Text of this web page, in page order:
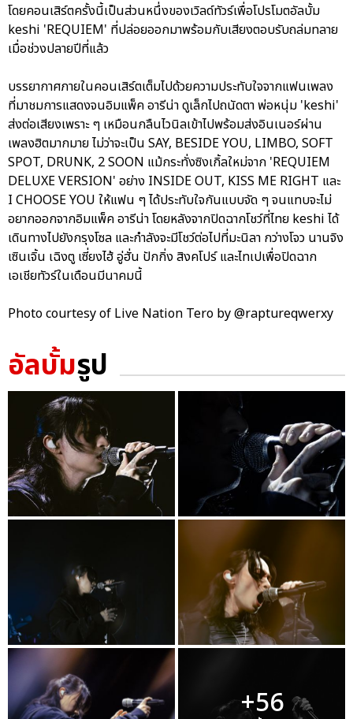
โดยคอนเสิร์ตครั้งนี้เป็นส่วนหนึ่งของเวิลด์ทัวร์เพื่อโปรโมตอัลบั้ม
keshi 'REQUIEM' ที่ปล่อยออกมาพร้อมกับเสียงตอบรับถล่มทลาย
เมื่อช่วงปลายปีที่แล้ว
บรรยากาศภายในคอนเสิร์ตเต็มไปด้วยความประทับใจจากแฟนเพลง
ที่มาชมการแสดงจนอิมแพ็ค อารีน่า ดูเล็กไปถนัดตา พ่อหนุ่ม 'keshi'
ส่งต่อเสียงเพราะ ๆ เหมือนกลืนไวนิลเข้าไปพร้อมส่งอินเนอร์ผ่าน
เพลงฮิตมากมาย ไม่ว่าจะเป็น SAY, BESIDE YOU, LIMBO, SOFT
SPOT, DRUNK, 2 SOON แม้กระทั่งซิงเกิ้ลใหม่จาก 'REQUIEM
DELUXE VERSION' อย่าง INSIDE OUT, KISS ME RIGHT และ
I CHOOSE YOU ให้แฟน ๆ ได้ประทับใจกันแบบจัด ๆ จนแทบจะไม่
อยากออกจากอิมแพ็ค อารีน่า โดยหลังจากปิดฉากโชว์ที่ไทย keshi ได้
เดินทางไปยังกรุงโซล และกำลังจะมีโชว์ต่อไปที่มะนิลา กว่างโจว นานจิง
เซินเจิ้น เฉิงตู เซี่ยงไฮ้ อู่ฮั่น ปักกิ่ง สิงคโปร์ และไทเปเพื่อปิดฉาก
เอเชียทัวร์ในเดือนมีนาคมนี้
Photo courtesy of Live Nation Tero by @raptureqwerxy
อัลบั้มรูป
+56